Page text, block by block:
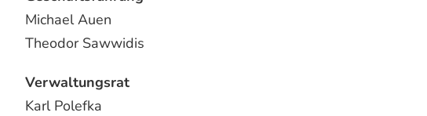
Michael Auen
Theodor Sawwidis
Verwaltungsrat
Karl Polefka